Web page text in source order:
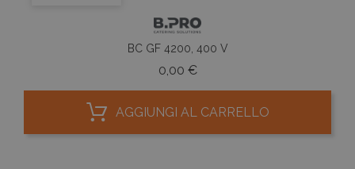
BC GF 4200, 400 V
0,00 €Prezzo
AGGIUNGI AL CARRELLO